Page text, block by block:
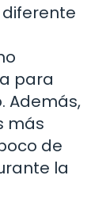
para
Además,
más
de
la